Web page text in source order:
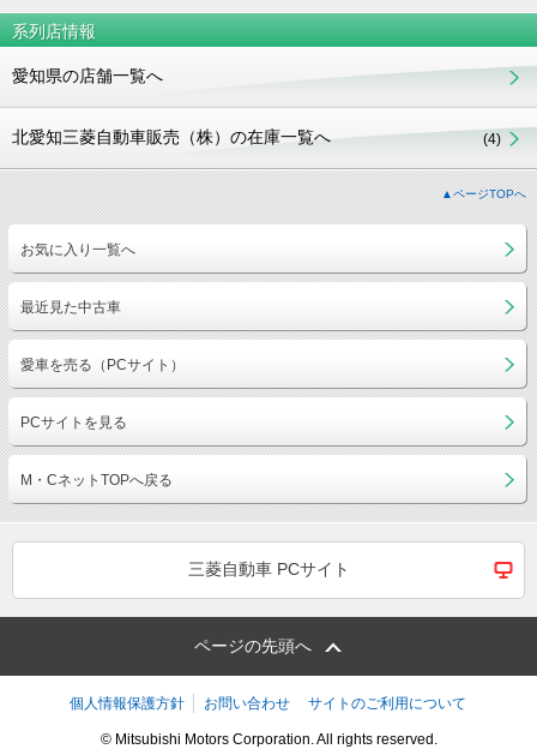
系列店情報
愛知県の店舗一覧へ
北愛知三菱自動車販売（株）の在庫一覧へ (4)
▲ページTOPへ
お気に入り一覧へ
最近見た中古車
愛車を売る（PCサイト）
PCサイトを見る
M・CネットTOPへ戻る
三菱自動車 PCサイト
ページの先頭へ
個人情報保護方針 お問い合わせ サイトのご利用について
© Mitsubishi Motors Corporation. All rights reserved.